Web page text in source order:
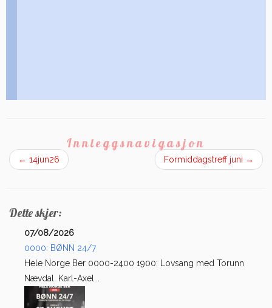
Innleggsnavigasjon
← 14jun26 Formiddagstreff juni →
Dette skjer:
07/08/2026
0000: BØNN 24/7
Hele Norge Ber 0000-2400 1900: Lovsang med Torunn
Nævdal. Karl-Axel...